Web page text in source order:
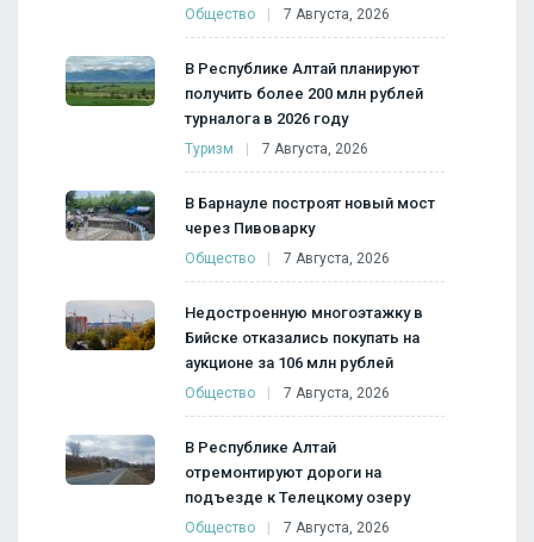
Общество 7 Августа, 2026
В Республике Алтай планируют
получить более 200 млн рублей
турналога в 2026 году
Туризм 7 Августа, 2026
В Барнауле построят новый мост
через Пивоварку
Общество 7 Августа, 2026
Недостроенную многоэтажку в
Бийске отказались покупать на
аукционе за 106 млн рублей
Общество 7 Августа, 2026
В Республике Алтай
отремонтируют дороги на
подъезде к Телецкому озеру
Общество 7 Августа, 2026